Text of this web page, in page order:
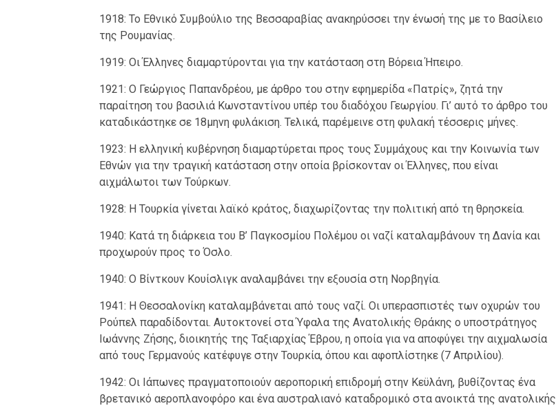
1918: Το Εθνικό Συμβούλιο της Βεσσαραβίας ανακηρύσσει την ένωσή της με το Βασίλειο
της Ρουμανίας.
1919: Οι Έλληνες διαμαρτύρονται για την κατάσταση στη Βόρεια Ήπειρο.
1921: Ο Γεώργιος Παπανδρέου, με άρθρο του στην εφημερίδα «Πατρίς», ζητά την
παραίτηση του βασιλιά Κωνσταντίνου υπέρ του διαδόχου Γεωργίου. Γι’ αυτό το άρθρο του
καταδικάστηκε σε 18μηνη φυλάκιση. Τελικά, παρέμεινε στη φυλακή τέσσερις μήνες.
1923: Η ελληνική κυβέρνηση διαμαρτύρεται προς τους Συμμάχους και την Κοινωνία των
Εθνών για την τραγική κατάσταση στην οποία βρίσκονταν οι Έλληνες, που είναι
αιχμάλωτοι των Τούρκων.
1928: Η Τουρκία γίνεται λαϊκό κράτος, διαχωρίζοντας την πολιτική από τη θρησκεία.
1940: Κατά τη διάρκεια του Β’ Παγκοσμίου Πολέμου οι ναζί καταλαμβάνουν τη Δανία και
προχωρούν προς το Όσλο.
1940: Ο Βίντκουν Κουίσλιγκ αναλαμβάνει την εξουσία στη Νορβηγία.
1941: Η Θεσσαλονίκη καταλαμβάνεται από τους ναζί. Οι υπερασπιστές των οχυρών του
Ρούπελ παραδίδονται. Αυτοκτονεί στα Ύφαλα της Ανατολικής Θράκης ο υποστράτηγος
Ιωάννης Ζήσης, διοικητής της Ταξιαρχίας Έβρου, η οποία για να αποφύγει την αιχμαλωσία
από τους Γερμανούς κατέφυγε στην Τουρκία, όπου και αφοπλίστηκε (7 Απριλίου).
1942: Οι Ιάπωνες πραγματοποιούν αεροπορική επιδρομή στην Κεϋλάνη, βυθίζοντας ένα
βρετανικό αεροπλανοφόρο και ένα αυστραλιανό καταδρομικό στα ανοικτά της ανατολικής